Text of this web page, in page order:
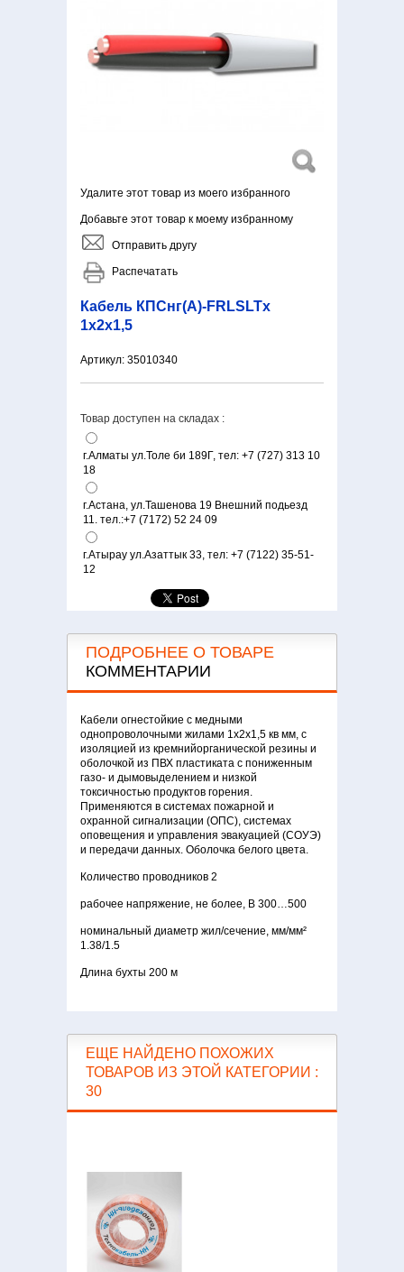
Удалите этот товар из моего избранного
Добавьте этот товар к моему избранному
Отправить другу
Распечатать
Кабель КПСнг(А)-FRLSLTx
1х2х1,5
Артикул: 35010340
Товар доступен на складах :
г.Алматы ул.Толе би 189Г, тел: +7 (727) 313 10
18
г.Астана, ул.Ташенова 19 Внешний подьезд
11. тел.:+7 (7172) 52 24 09‬
г.Атырау ул.Азаттык 33, тел: +7 (7122) 35-51-
12
ПОДРОБНЕЕ О ТОВАРЕ
КОММЕНТАРИИ
Кабели огнестойкие с медными
однопроволочными жилами 1х2х1,5 кв мм, с
изоляцией из кремнийорганической резины и
оболочкой из ПВХ пластиката с пониженным
газо- и дымовыделением и низкой
токсичностью продуктов горения.
Применяются в системах пожарной и
охранной сигнализации (ОПС), системах
оповещения и управления эвакуацией (СОУЭ)
и передачи данных. Оболочка белого цвета.
Количество проводников 2
рабочее напряжение, не более, В 300…500
номинальный диаметр жил/сечение, мм/мм²
1.38/1.5
Длина бухты 200 м
ЕЩЕ НАЙДЕНО ПОХОЖИХ
ТОВАРОВ ИЗ ЭТОЙ КАТЕГОРИИ :
30